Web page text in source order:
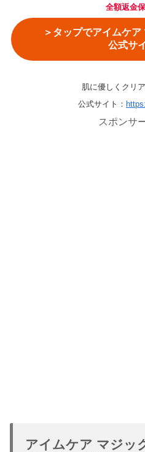
全額返金
＞タップでアイムケ
公式サ
肌に優しくクリ
公式サイト：
スポンサ
アイムケア マジッ